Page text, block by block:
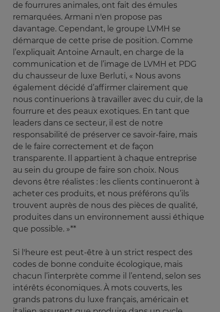
de fourrures animales, ont fait des émules
remarquées. Armani n'en propose pas
davantage. Cependant, le groupe LVMH se
démarque de cette prise de position. Comme
l’expliquait Antoine Arnault, en charge de la
communication et de l’image de LVMH et PDG
du chausseur de luxe Berluti, « Nous avons
également décidé d’affirmer clairement que
nous continuerions à travailler avec du cuir, de la
fourrure et des peaux exotiques. En tant que
leaders dans ce secteur, il est de notre
responsabilité de préserver ce savoir-faire, mais
de le faire correctement et de façon
transparente. Il appartient à chaque entreprise
au sein du groupe de faire son choix. Nous
devons être réalistes : les clients continueront à
acheter ces produits, et nous préférons qu’ils
trouvent auprès de nous des pièces de qualité,
produites dans un environnement aussi éthique
que possible. »**
Si l'heure est peut-être à un strict respect des
codes de bonne conduite écologique, mais
chacun l’interprète comme il l’entend, selon ses
intérêts économiques. À mots couverts, les
grands patrons du luxe français, américain et